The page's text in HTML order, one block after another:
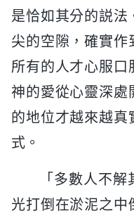
是恰如其分的説法
尖的空隙，確實作
所有的人才心服口
神的愛從心靈深處
的地位才越來越真
式。
「多數人不
光打倒在淤泥之中